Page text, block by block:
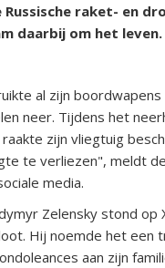
raket- en
daarbij om het leven.
al zijn
neer. Tijdens het
zijn vliegtuig
te verliezen", meldt
media.
Zelensky stond op
Hij noemde het een
aan zijn